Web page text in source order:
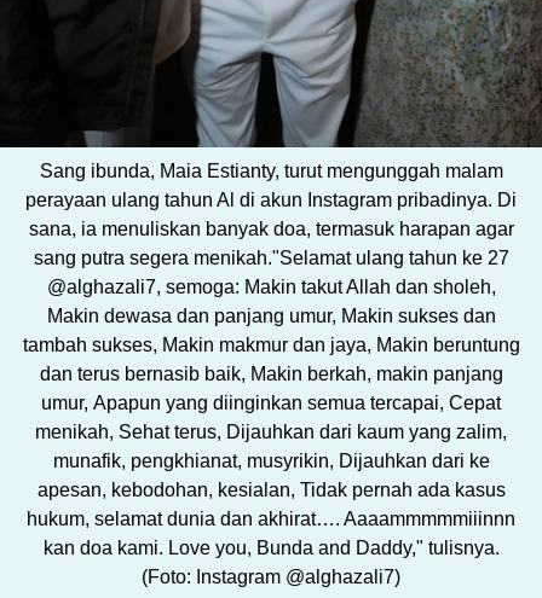
Sang ibunda, Maia Estianty, turut mengunggah malam
perayaan ulang tahun Al di akun Instagram pribadinya. Di
sana, ia menuliskan banyak doa, termasuk harapan agar
sang putra segera menikah."Selamat ulang tahun ke 27
@alghazali7, semoga: Makin takut Allah dan sholeh,
Makin dewasa dan panjang umur, Makin sukses dan
tambah sukses, Makin makmur dan jaya, Makin beruntung
dan terus bernasib baik, Makin berkah, makin panjang
umur, Apapun yang diinginkan semua tercapai, Cepat
menikah, Sehat terus, Dijauhkan dari kaum yang zalim,
munafik, pengkhianat, musyrikin, Dijauhkan dari ke
apesan, kebodohan, kesialan, Tidak pernah ada kasus
hukum, selamat dunia dan akhirat…. Aaaammmmmiiinnn
kan doa kami. Love you, Bunda and Daddy," tulisnya.
(Foto: Instagram @alghazali7)